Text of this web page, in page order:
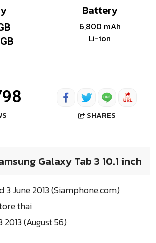
Battery
6,800 mAh
Li-ion
SHARES
Galaxy Tab 3 10.1 inch
3 June 2013 (Siamphone.com)
thai
2013 (August 56)